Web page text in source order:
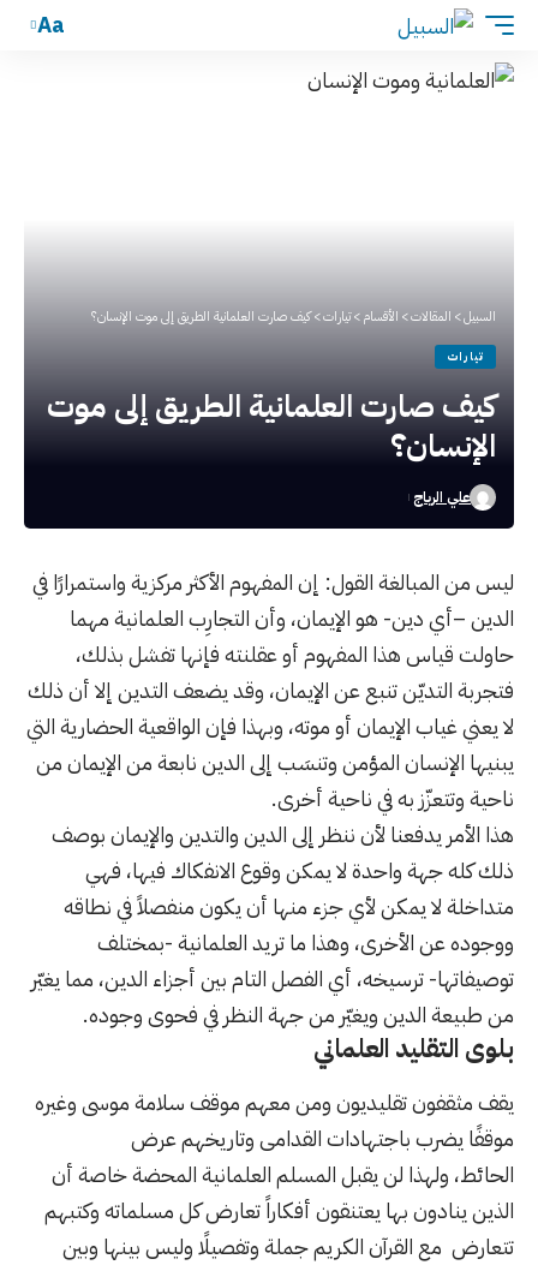
Aa
السبيل> المقالات> الأقسام>تيارات>كيف صارت العلمانية الطريق إلى موت الإنسان؟
تيارات
كيف صارت العلمانية الطريق إلى موت
الإنسان؟
علي الرباج
ليس من المبالغة القول: إن المفهوم الأكثر مركزية واستمرارًا في
الدين–أي دين- هو الإيمان، وأن التجارِبالعلمانيةمهما
حاولت قياس هذا المفهوم أو عقلنته فإنها تفشل بذلك،
فتجربة التديّن تنبع عن الإيمان، وقد يضعف التدين إلا أن ذلك
لا يعني غياب الإيمان أو موته، وبهذا فإن الواقعية الحضارية التي
يبنيها الإنسان المؤمن وتنسَب إلى الدين نابعة من الإيمان من
ناحية وتتعزّز به في ناحية أخرى.
هذا الأمر يدفعنا لأن ننظر إلى الدين والتدين والإيمان بوصف
ذلك كله جهة واحدة لا يمكن وقوع الانفكاك فيها، فهي
متداخلة لا يمكن لأي جزء منها أن يكون منفصلاً في نطاقه
ووجوده عن الأخرى، وهذا ما تريدالعلمانية-بمختلف
توصيفاتها- ترسيخه، أي الفصل التام بين أجزاء الدين، مما يغيّر
من طبيعة الدين ويغيّر من جهة النظر في فحوى وجوده.
بلوى التقليد العلماني
يقف مثقفون تقليديون ومن معهمموقف سلامة موسىوغيره
موقفًا يضرب باجتهادات القدامى وتاريخهم عرض
الحائط، ولهذا لن يقبل المسلمالعلمانيةالمحضة خاصة أن
الذين ينادون بها يعتنقون أفكاراً تعارض كل مسلماته وكتبهم
تتعارض مع القرآن الكريم جملة وتفصيلًا وليس بينها وبين